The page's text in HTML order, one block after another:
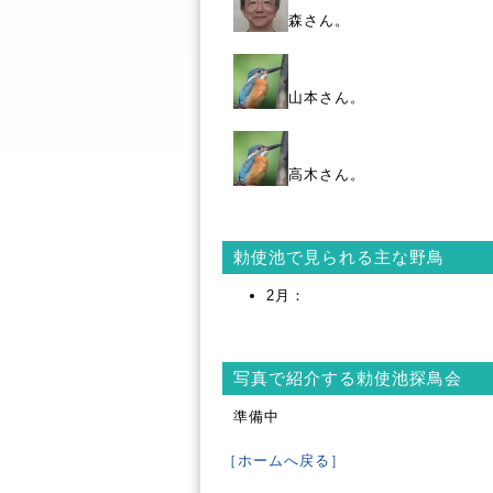
森さん。
山本さん。
高木さん。
勅使池で見られる主な野鳥
2月：
写真で紹介する勅使池探鳥会
準備中
［ホームへ戻る］